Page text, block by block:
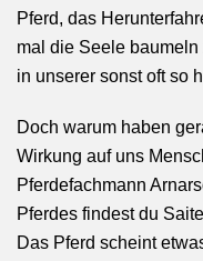
Pferd, das
mal die Seele
in unserer sonst oft so
Doch warum haben
Wirkung auf uns
Pferdefachmann
Pferdes findest du
Das Pferd scheint